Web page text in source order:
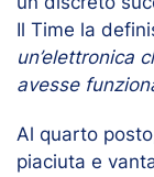
Il Time la
un’elettronica
avesse
Al quarto
piaciuta e